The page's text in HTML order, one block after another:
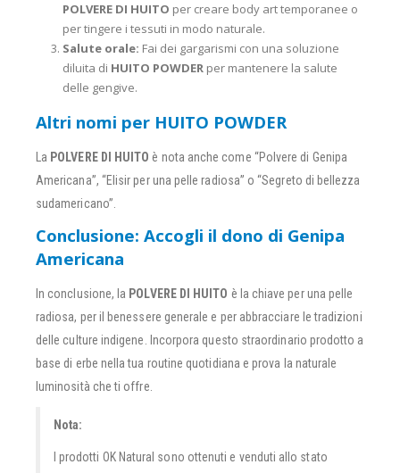
POLVERE DI HUITO per creare body art temporanee o
per tingere i tessuti in modo naturale.
Salute orale: Fai dei gargarismi con una soluzione
diluita di HUITO POWDERper mantenere la salute
delle gengive.
Altri nomi per HUITO POWDER
La POLVERE DI HUITO è nota anche come “Polvere di Genipa
Americana”, “Elisir per una pelle radiosa” o “Segreto di bellezza
sudamericano”.
Conclusione: Accogli il dono di Genipa
Americana
In conclusione, la POLVERE DI HUITO è la chiave per una pelle
radiosa, per il benessere generale e per abbracciare le tradizioni
delle culture indigene. Incorpora questo straordinario prodotto a
base di erbe nella tua routine quotidiana e prova la naturale
luminosità che ti offre.
Nota:
I prodotti OK Natural sono ottenuti e venduti allo stato